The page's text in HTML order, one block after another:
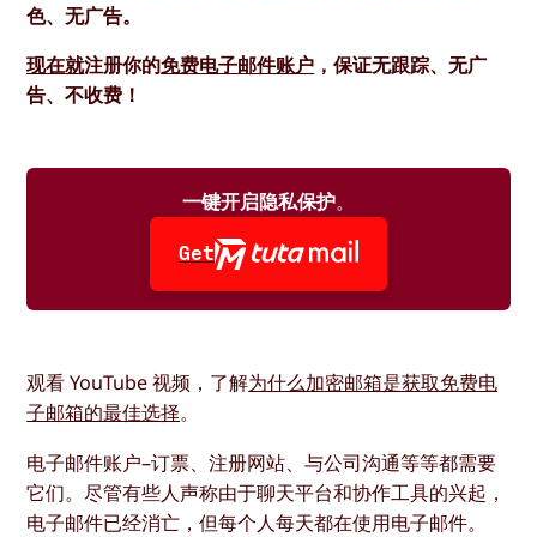
色、无广告。
现在就注册你的免费电子邮件账户 ，保证无跟踪、无广
告、不收费！
一键开启隐私保护。
Get
观看 YouTube 视频，了解为什么加密邮箱是获取免费电
子邮箱的最佳选择。
电子邮件账户–订票、注册网站、与公司沟通等等都需要
它们。尽管有些人声称由于聊天平台和协作工具的兴起，
电子邮件已经消亡，但每个人每天都在使用电子邮件。